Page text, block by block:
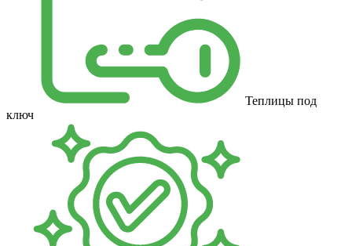
Теплицы под
ключ